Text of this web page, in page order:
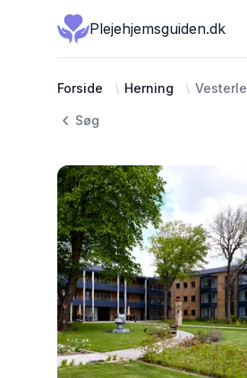
Plejehjemsguiden.dk
Forside Herning
Søg